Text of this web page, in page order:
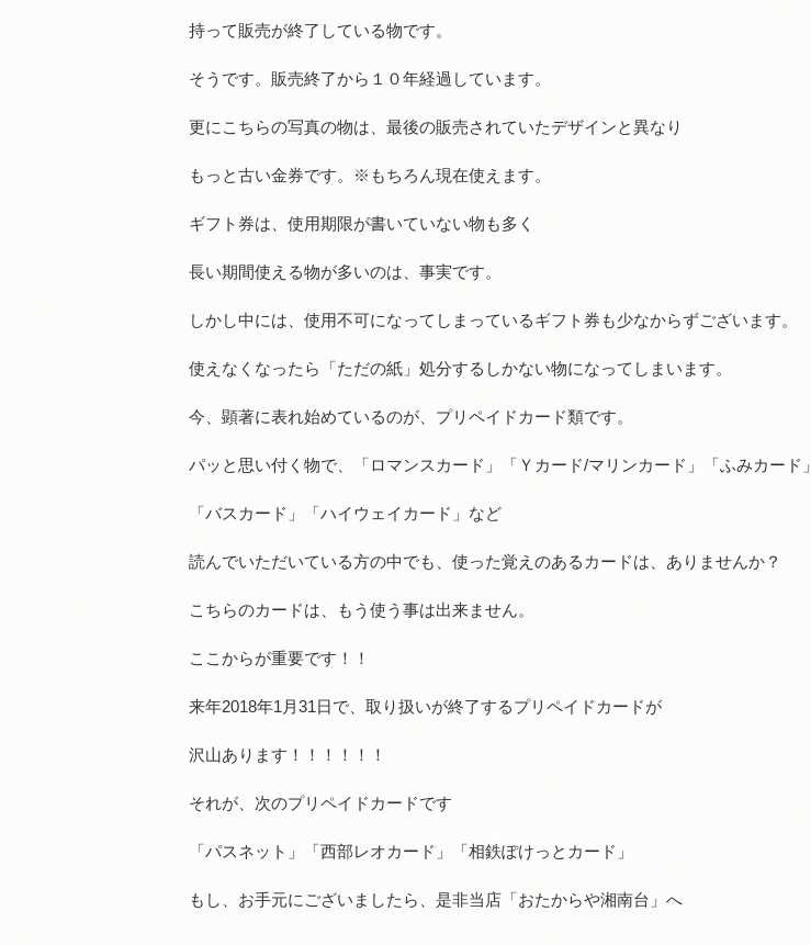
持って販売が終了している物です。
そうです。販売終了から１０年経過しています。
更にこちらの写真の物は、最後の販売されていたデザインと異なり
もっと古い金券です。※もちろん現在使えます。
ギフト券は、使用期限が書いていない物も多く
長い期間使える物が多いのは、事実です。
しかし中には、使用不可になってしまっているギフト券も少なからずございます。
使えなくなったら「ただの紙」処分するしかない物になってしまいます。
今、顕著に表れ始めているのが、プリペイドカード類です。
パッと思い付く物で、「ロマンスカード」「Ｙカード/マリンカード」「ふみカード」
「バスカード」「ハイウェイカード」など
読んでいただいている方の中でも、使った覚えのあるカードは、ありませんか？
こちらのカードは、もう使う事は出来ません。
ここからが重要です！！
来年2018年1月31日で、取り扱いが終了するプリペイドカードが
沢山あります！！！！！！
それが、次のプリペイドカードです
「パスネット」「西部レオカード」「相鉄ぽけっとカード」
もし、お手元にございましたら、是非当店「おたからや湘南台」へ